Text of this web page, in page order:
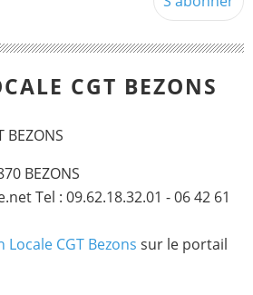
CGT BEZONS
BEZONS
Tel : 09.62.18.32.01 - 06 42 61
Locale CGT Bezons sur le portail